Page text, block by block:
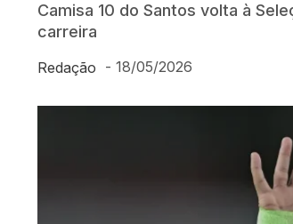
Camisa 10 do Santos volta à
carreira
Redação - 18/05/2026